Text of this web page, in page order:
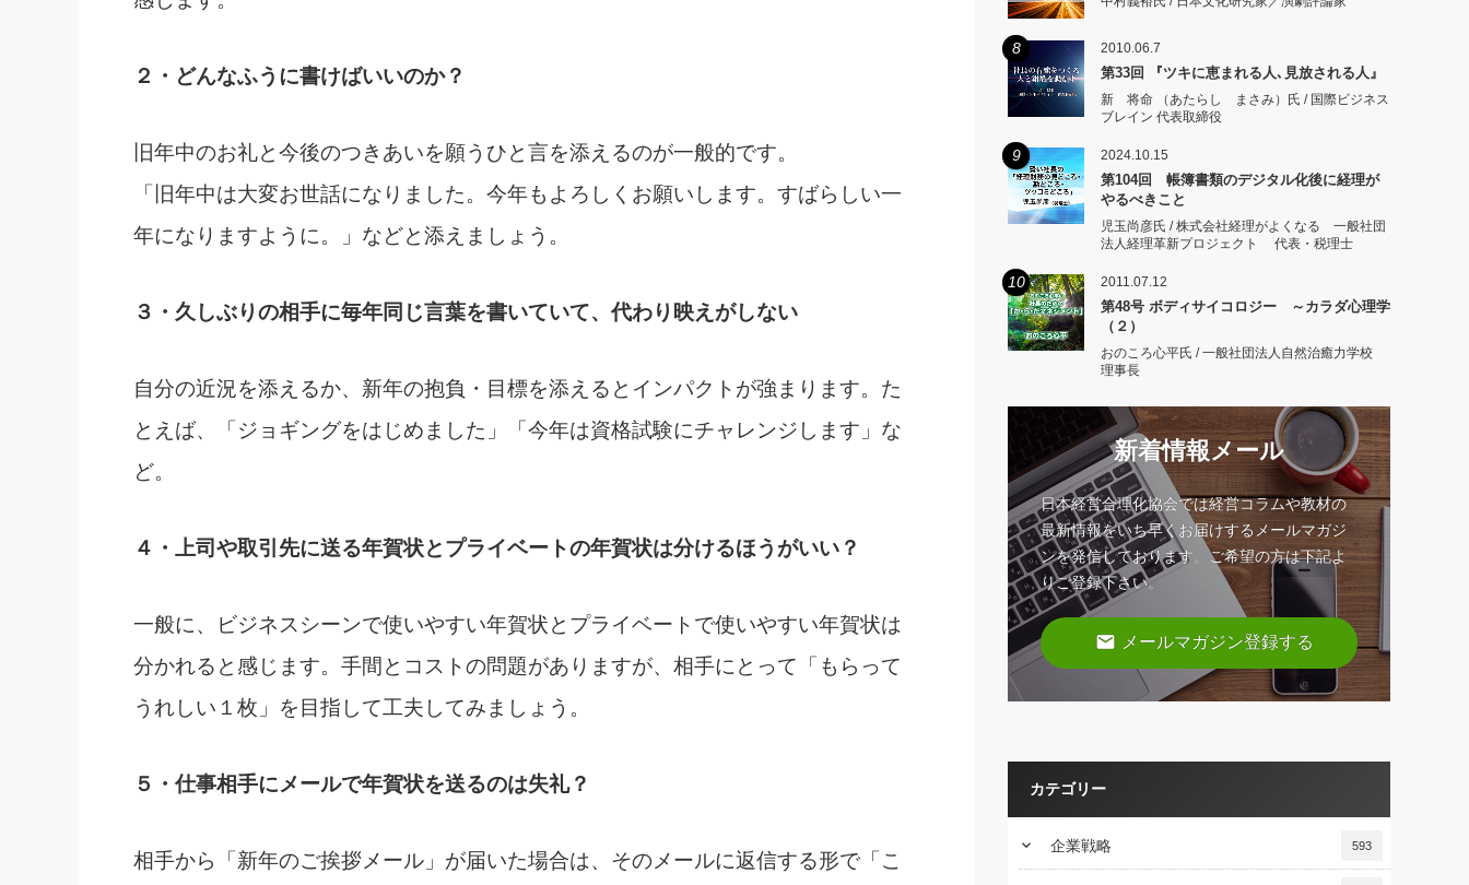
２・どんなふうに書けばいいのか？
旧年中のお礼と今後のつきあいを願うひと言を添えるのが一般的です。
「旧年中は大変お世話になりました。今年もよろしくお願いします。すばらしい一
年になりますように。」などと添えましょう。
３・久しぶりの相手に毎年同じ言葉を書いていて、代わり映えがしない
自分の近況を添えるか、新年の抱負・目標を添えるとインパクトが強まります。た
とえば、「ジョギングをはじめました」「今年は資格試験にチャレンジします」な
ど。
４・上司や取引先に送る年賀状とプライベートの年賀状は分けるほうがいい？
一般に、ビジネスシーンで使いやすい年賀状とプライベートで使いやすい年賀状は
分かれると感じます。手間とコストの問題がありますが、相手にとって「もらって
うれしい１枚」を目指して工夫してみましょう。
５・仕事相手にメールで年賀状を送るのは失礼？
相手から「新年のご挨拶メール」が届いた場合は、そのメールに返信する形で「こ
8 2010.06.7
第33回 『ツキに恵まれる人､見放される人』
新 将命 （あたらし まさみ）氏 / 国際ビジネス
ブレイン 代表取締役
9 2024.10.15
第104回 帳簿書類のデジタル化後に経理が
やるべきこと
児玉尚彦氏 / 株式会社経理がよくなる 一般社団
法人経理革新プロジェクト 代表・税理士
10 2011.07.12
第48号 ボディサイコロジー ～カラダ心理学
（２）
おのころ心平氏 / 一般社団法人自然治癒力学校
理事長
新着情報メール
日本経営合理化協会では経営コラムや教材の
最新情報をいち早くお届けするメールマガジ
ンを発信しております。ご希望の方は下記よ
りご登録下さい。
email メールマガジン登録する
カテゴリー
keyboard_arrow_down 企業戦略 593